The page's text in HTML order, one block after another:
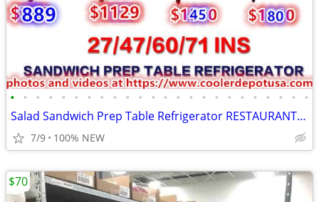
• • • • • • • • • • • • • • • • • • • • • • • •
Salad Sandwich Prep Table Refrigerator RESTAURANT EQUIPMENT
7/9 100% NEW
$70